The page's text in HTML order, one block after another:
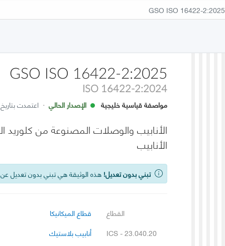
GSO ISO 16422-2:2025
GSO ISO 16422-2:2025
ISO 16422-2:2024
مواصفة قياسية خليجية الإصدار الحالي · اعتمدت بتاريخ
الأنابيب
تبني بدون تعديل! هذه الوثيقة هي تبني بدون تعديل عن ISO 16422-2:2024
القطاع
قطاع الميكانيكا
ICS - 23.040.20
أنابيب بلاستيك